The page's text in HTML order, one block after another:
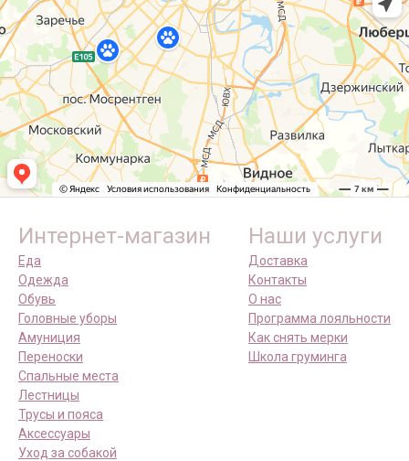
Интернет-магазин
Еда
Одежда
Обувь
Головные уборы
Амуниция
Переноски
Спальные места
Лестницы
Трусы и пояса
Аксессуары
Уход за собакой
Наши услуги
Доставка
Контакты
О нас
Программа лояльности
Как снять мерки
Школа груминга